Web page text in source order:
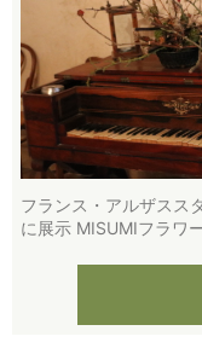
フランス・アルザスス
に展示 MISUMIフラワ